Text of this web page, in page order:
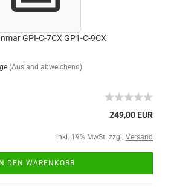
GPI-C-7CX GP1-C-9CX
(Ausland abweichend)
249,00 EUR
inkl. 19% MwSt. zzgl. Versand
IN DEN WARENKORB